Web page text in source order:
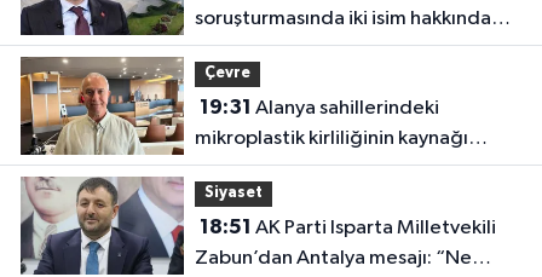
soruşturmasında iki isim hakkında
yeni karar
Çevre
19:31
mikroplastik kirliliğinin kaynağı
açıklandı
Siyaset
18:51
Zabun’dan Antalya mesajı: “Ne